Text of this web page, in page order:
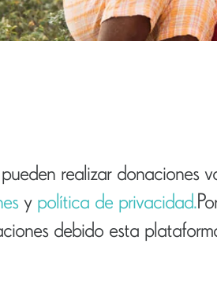
realizar donaciones
y política de privacidad.
debido esta